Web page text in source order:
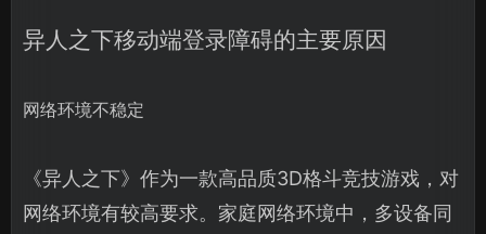
异人之下移动端登录障碍的主要原因
网络环境不稳定
《异人之下》作为一款高品质3D格斗竞技游戏，对
网络环境有较高要求。家庭网络环境中，多设备同